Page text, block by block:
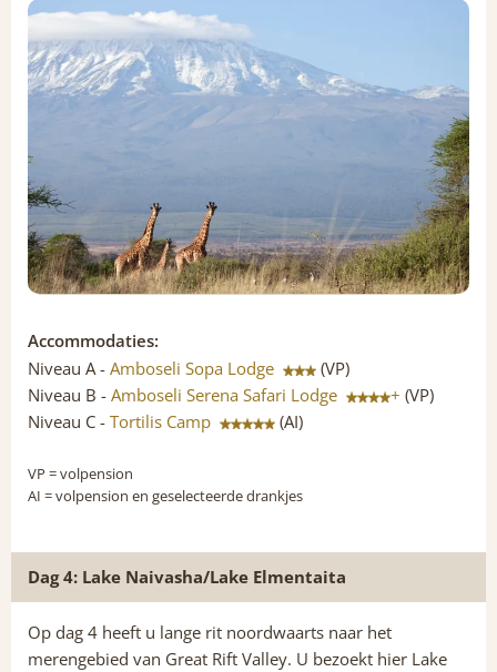
Accommodaties:
Niveau A - Amboseli Sopa Lodge
(VP)
Niveau B - Amboseli Serena Safari Lodge + (VP)
Niveau C - Tortilis Camp (AI)
VP = volpension
AI = volpension en geselecteerde drankjes
Dag 4: Lake Naivasha/Lake Elmentaita
Op dag 4 heeft u lange rit noordwaarts naar het
merengebied van Great Rift Valley. U bezoekt hier Lake